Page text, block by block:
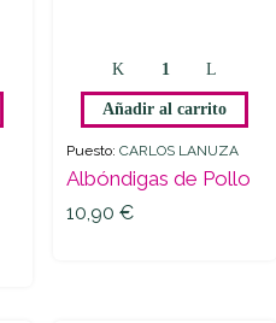
Albóndigas
Pollo
Añadir al carrito
10,90€
Puesto: CARLOS LANUZA
Albóndigas de Pollo
10,90 €